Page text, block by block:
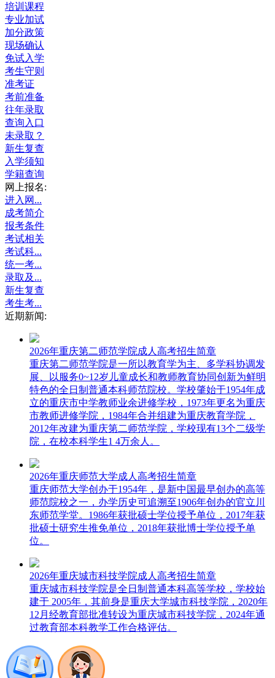
培训课程
专业加试
加分政策
现场确认
免试入学
考生守则
准考证
考前准备
往年录取
查询入口
未录取？
新生复查
入学须知
学籍查询
网上报名:
进入网...
成考简介
报考条件
考试相关
考试科...
统一考...
录取及...
新生复查
考生考...
近期新闻:
2026年重庆第二师范学院成人高考招生简章
重庆第二师范学院是一所以教育学为主、多学科协调发
展、以服务0~12岁儿童成长和教师教育协同创新为鲜明
特色的全日制普通本科师范院校。学校肇始于1954年成
立的重庆市中学教师业余进修学校，1973年更名为重庆
市教师进修学院，1984年合并组建为重庆教育学院，
2012年改建为重庆第二师范学院，学校现有13个二级学
院，在校本科学生1 4万余人。
2026年重庆师范大学成人高考招生简章
重庆师范大学创办于1954年，是新中国最早创办的高等
师范院校之一，办学历史可追溯至1906年创办的官立川
东师范学堂。1986年获批硕士学位授予单位，2017年获
批硕士研究生推免单位，2018年获批博士学位授予单
位。
2026年重庆城市科技学院成人高考招生简章
重庆城市科技学院是全日制普通本科高等学校，学校始
建于 2005年，其前身是重庆大学城市科技学院，2020年
12月经教育部批准转设为重庆城市科技学院，2024年通
过教育部本科教学工作合格评估。